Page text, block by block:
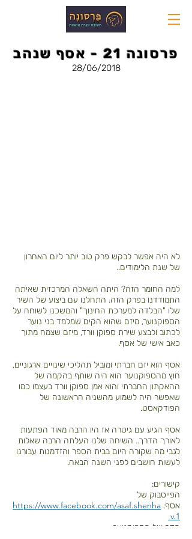
פרסונה 21 - אסף שנהב
28/06/2018
לא היה אפשר לבקש פרק טוב יותר ליום האחרון
של שנת הלימודים..
למה החומר הזה? היתה השאלה המרכזית שאיתה
התמודדנו בפרק הזה. התחלנו עם ביצוע של השיר
שלו "הבלדה למערכת החינוך" והמשכנו לשוחח על
הספוקנוער, מיזם שהוא הקים שמלמד בני נוער
לכתוב ולבצע שירת ספוקן וורד, מיזם שצמח מתוך
כאב אישי של אסף.
אסף הוא יזם חברתי ומוביל תהליכי שינויים ארגוניים,
חוץ מהספוקנוער הוא היה שותף בהקמה של
ההאקתון החברתי והוא אמן ספוקן וורד בעצמו כמו
שאפשר היה לשמוע מהשניה הראשונה של
הפודקאסט.
אסף הגיע עם גיטרה אז היו הרבה מאוד הפתעות
לאורך הדרך.. השיחה שלנו העלתה הרבה שאלות
לגבי מה שקורה היום בבית הספר והזדמנות עבורנו
לעשות חושבים לפני השנה הבאה.
קישורים:
הפייסבוק של
אסף: https://www.facebook.com/asaf.shenha
v.1​
הדף של הספוקנוער: